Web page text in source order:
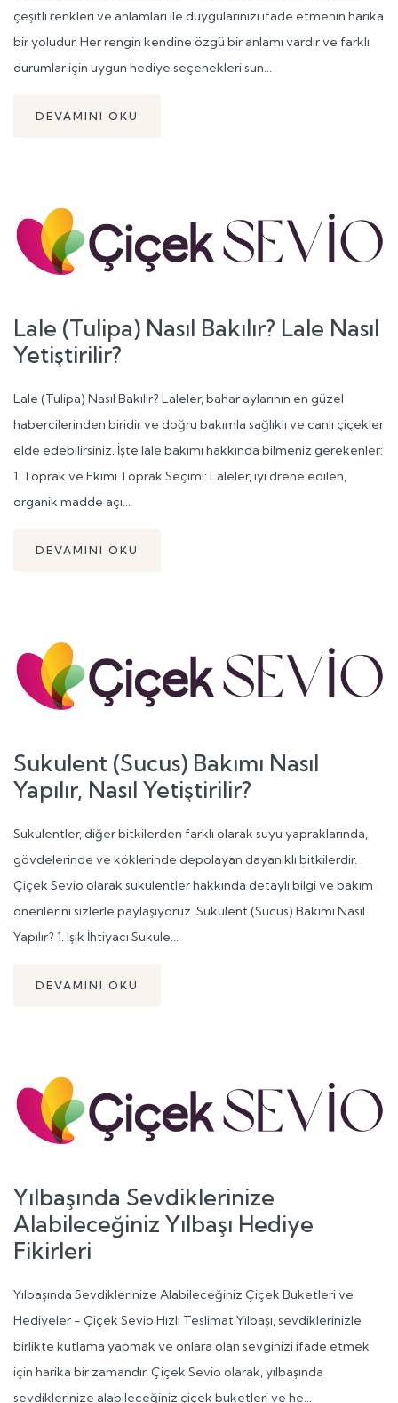
çeşitli renkleri ve anlamları ile duygularınızı ifade etmenin harika
bir yoludur. Her rengin kendine özgü bir anlamı vardır ve farklı
durumlar için uygun hediye seçenekleri sun...
DEVAMINI OKU
Lale (Tulipa) Nasıl Bakılır? Lale Nasıl
Yetiştirilir?
Lale (Tulipa) Nasıl Bakılır? Laleler, bahar aylarının en güzel
habercilerinden biridir ve doğru bakımla sağlıklı ve canlı çiçekler
elde edebilirsiniz. İşte lale bakımı hakkında bilmeniz gerekenler:
1. Toprak ve Ekimi Toprak Seçimi: Laleler, iyi drene edilen,
organik madde açı...
DEVAMINI OKU
Sukulent (Sucus) Bakımı Nasıl
Yapılır, Nasıl Yetiştirilir?
Sukulentler, diğer bitkilerden farklı olarak suyu yapraklarında,
gövdelerinde ve köklerinde depolayan dayanıklı bitkilerdir.
Çiçek Sevio olarak sukulentler hakkında detaylı bilgi ve bakım
önerilerini sizlerle paylaşıyoruz. Sukulent (Sucus) Bakımı Nasıl
Yapılır? 1. Işık İhtiyacı Sukule...
DEVAMINI OKU
Yılbaşında Sevdiklerinize
Alabileceğiniz Yılbaşı Hediye
Fikirleri
Yılbaşında Sevdiklerinize Alabileceğiniz Çiçek Buketleri ve
Hediyeler - Çiçek Sevio Hızlı Teslimat Yılbaşı, sevdiklerinizle
birlikte kutlama yapmak ve onlara olan sevginizi ifade etmek
için harika bir zamandır. Çiçek Sevio olarak, yılbaşında
sevdiklerinize alabileceğiniz çiçek buketleri ve he...